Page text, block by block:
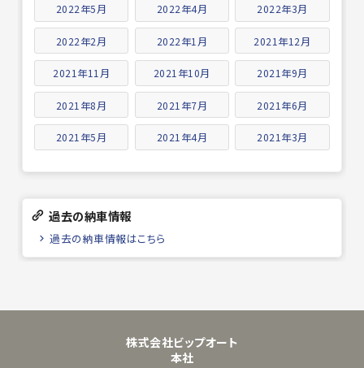
2022年5月 2022年4月 2022年3月
2022年2月 2022年1月 2021年12月
2021年11月 2021年10月 2021年9月
2021年8月 2021年7月 2021年6月
2021年5月 2021年4月 2021年3月
過去の納車情報
過去の納車情報はこちら
株式会社ビップオート
本社